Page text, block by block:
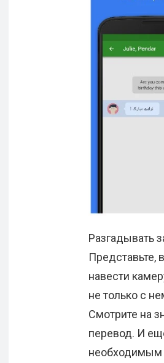
Разгадывать
Представьте,
навести
не только с
Смотрите на
перевод. И
необходимым